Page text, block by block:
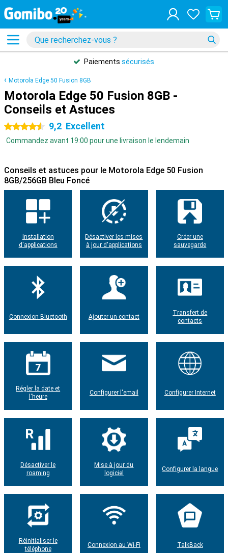
Paiements sécurisés
Motorola Edge 50 Fusion 8GB
Motorola Edge 50 Fusion 8GB -
Conseils et Astuces
4.5 étoiles 9,2 Excellent
Commandez avant 19:00 pour une livraison le lendemain
Conseils et astuces pour le Motorola Edge 50 Fusion
8GB/256GB Bleu Foncé
Installation
d'applications
Désactiver les mises
à jour d'applications
Créer une
sauvegarde
Connexion Bluetooth Ajouter un contact
Transfert de
contacts
Régler la date et
l'heure
Configurer l'email Configurer Internet
Désactiver le
roaming
Mise à jour du
logiciel
Configurer la langue
Réinitialiser le
téléphone
Connexion au Wi-Fi TalkBack